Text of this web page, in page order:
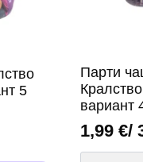
5
Парти
вариант
1,99€/